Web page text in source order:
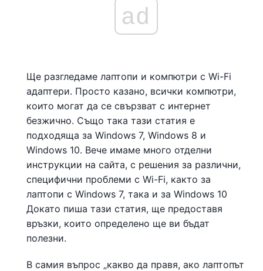
ad
Ще разгледаме лаптопи и компютри с Wi-Fi
адаптери. Просто казано, всички компютри,
които могат да се свързват с интернет
безжично. Също така тази статия е
подходяща за Windows 7, Windows 8 и
Windows 10. Вече имаме много отделни
инструкции на сайта, с решения за различни,
специфични проблеми с Wi-Fi, както за
лаптопи с Windows 7, така и за Windows 10
Докато пиша тази статия, ще предоставя
връзки, които определено ще ви бъдат
полезни.
В самия въпрос „какво да правя, ако лаптопът